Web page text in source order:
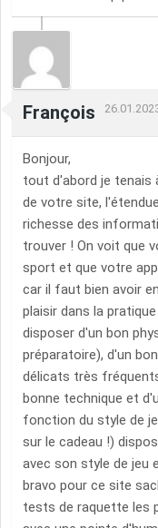
François
Bonjour,
tout d'abord je tenais
de votre site,
richesse des
trouver ! On voit que
sport et que votre
car il faut bien avoir
plaisir dans la
disposer d'un bon
préparatoire), d'un
délicats très
bonne technique et
fonction du style de
sur le cadeau !)
avec son style de jeu
bravo pour ce site
tests de raquette les